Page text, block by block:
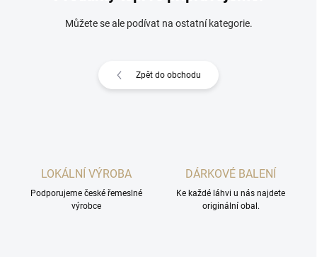
Můžete se ale podívat na ostatní kategorie.
Zpět do obchodu
LOKÁLNÍ VÝROBA
Podporujeme české řemeslné
výrobce
DÁRKOVÉ BALENÍ
Ke každé láhvi u nás najdete
originální obal.